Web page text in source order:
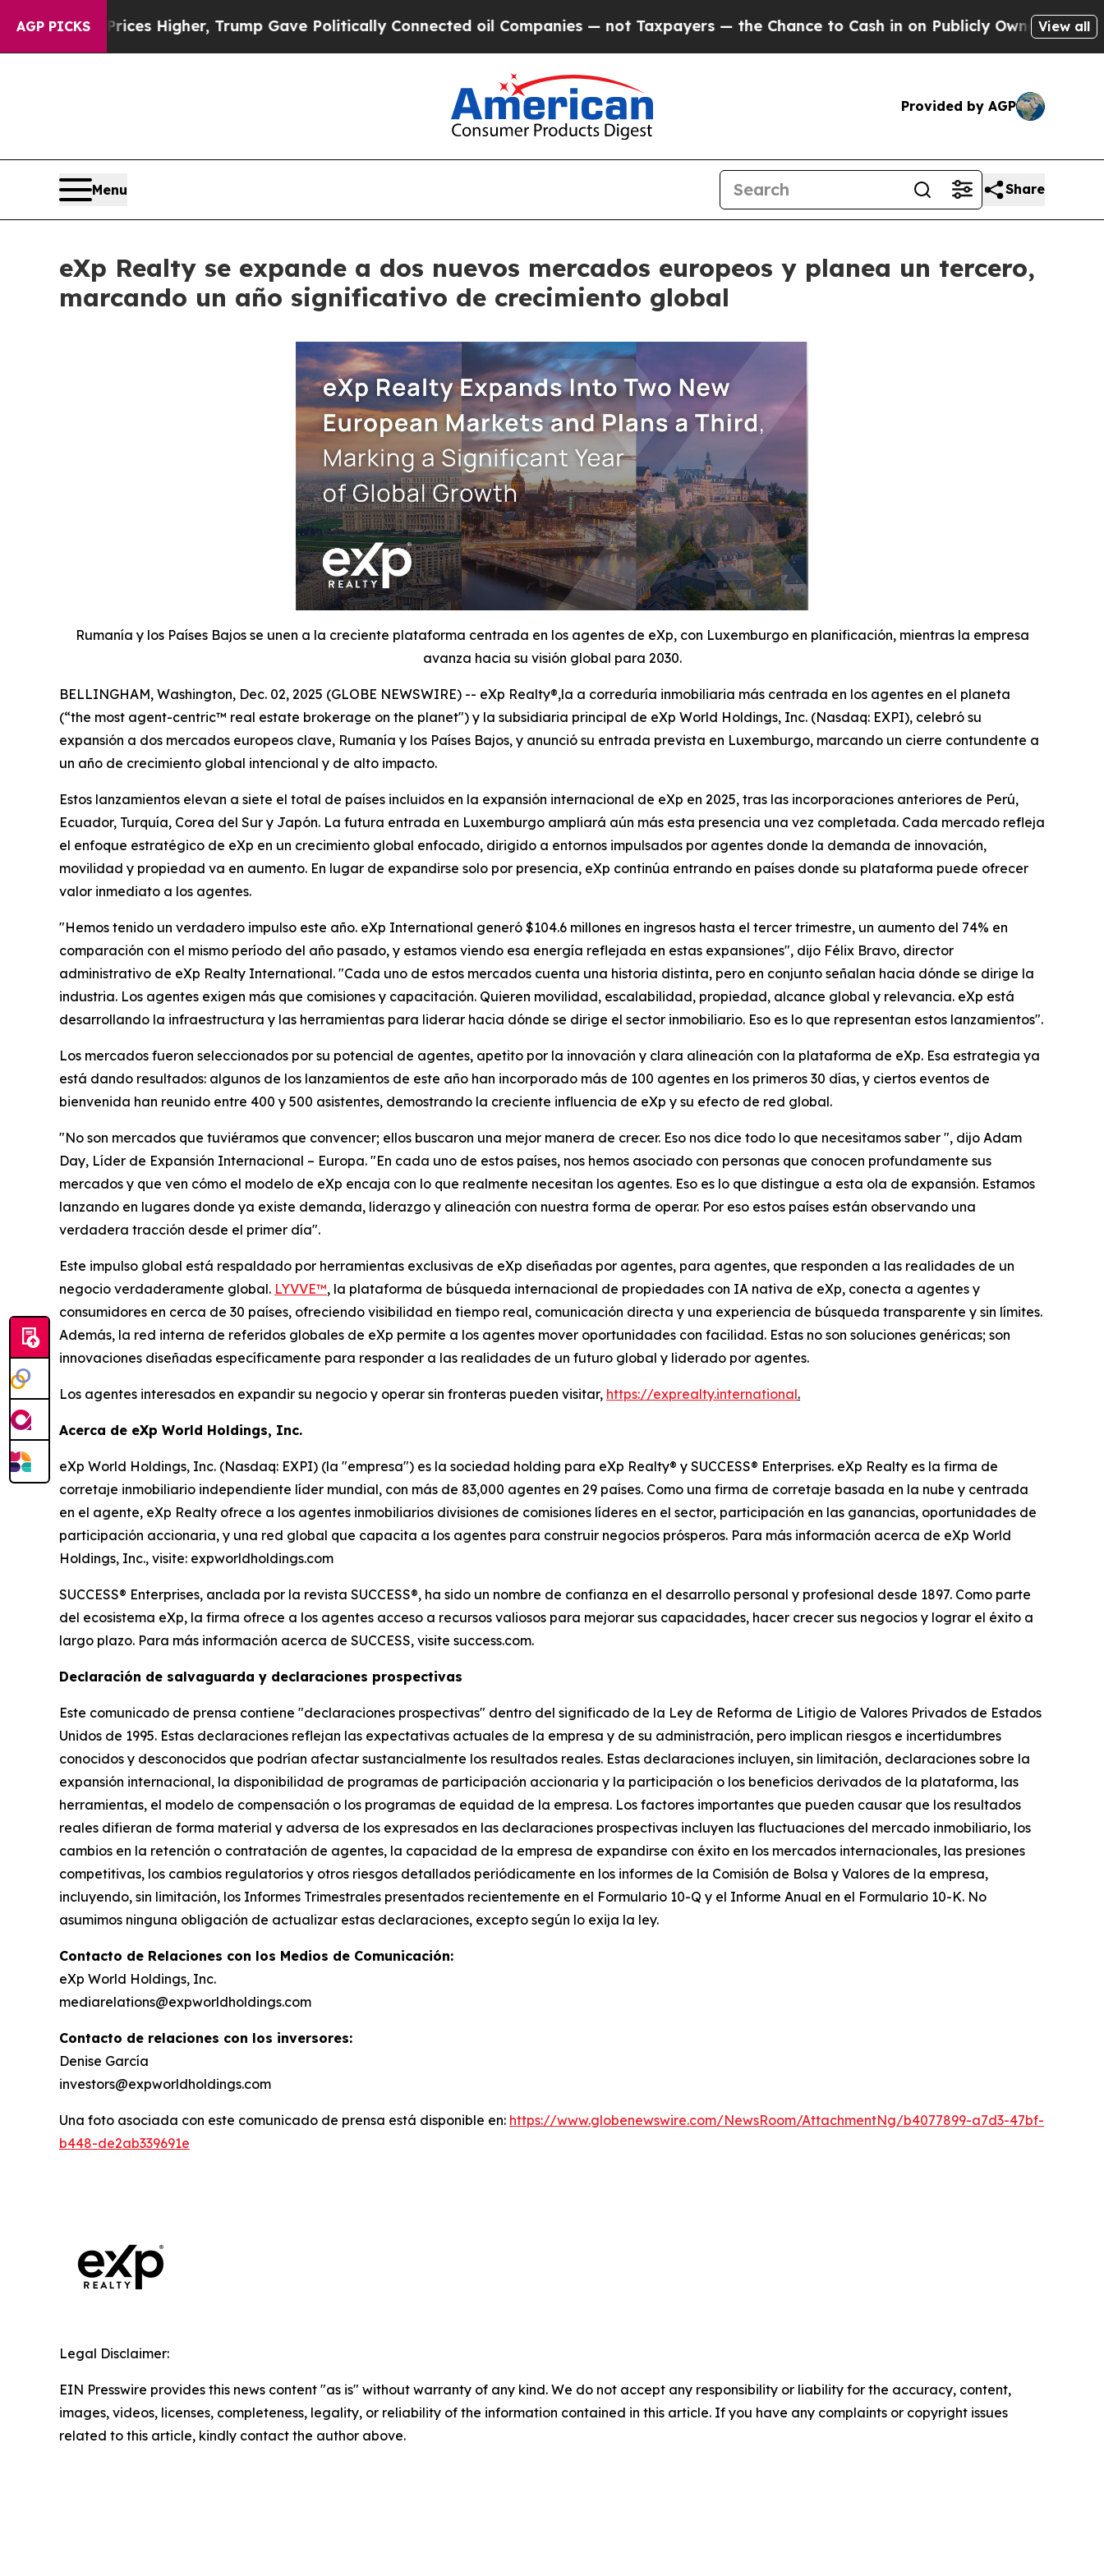
AGP PICKS
Higher, Trump Gave Politically Connected oil Companies — not Taxpayers — the Chance to Cash in on Publicly Owned oilFive Questions
View all
Provided by AGP
Menu Share
eXp Realty se expande a dos nuevos mercados europeos y planea un tercero,
marcando un año significativo de crecimiento global
Rumanía y los Países Bajos se unen a la creciente plataforma centrada en los agentes de eXp, con Luxemburgo en planificación, mientras la empresa
avanza hacia su visión global para 2030.
BELLINGHAM, Washington, Dec. 02, 2025 (GLOBE NEWSWIRE) -- eXp Realty®,la a correduría inmobiliaria más centrada en los agentes en el planeta
(“the most agent-centric™ real estate brokerage on the planet") y la subsidiaria principal de eXp World Holdings, Inc. (Nasdaq: EXPI), celebró su
expansión a dos mercados europeos clave, Rumanía y los Países Bajos, y anunció su entrada prevista en Luxemburgo, marcando un cierre contundente a
un año de crecimiento global intencional y de alto impacto.
Estos lanzamientos elevan a siete el total de países incluidos en la expansión internacional de eXp en 2025, tras las incorporaciones anteriores de Perú,
Ecuador, Turquía, Corea del Sur y Japón. La futura entrada en Luxemburgo ampliará aún más esta presencia una vez completada. Cada mercado refleja
el enfoque estratégico de eXp en un crecimiento global enfocado, dirigido a entornos impulsados por agentes donde la demanda de innovación,
movilidad y propiedad va en aumento. En lugar de expandirse solo por presencia, eXp continúa entrando en países donde su plataforma puede ofrecer
valor inmediato a los agentes.
"Hemos tenido un verdadero impulso este año. eXp International generó $104.6 millones en ingresos hasta el tercer trimestre, un aumento del 74% en
comparación con el mismo período del año pasado, y estamos viendo esa energía reflejada en estas expansiones", dijo Félix Bravo, director
administrativo de eXp Realty International. "Cada uno de estos mercados cuenta una historia distinta, pero en conjunto señalan hacia dónde se dirige la
industria. Los agentes exigen más que comisiones y capacitación. Quieren movilidad, escalabilidad, propiedad, alcance global y relevancia. eXp está
desarrollando la infraestructura y las herramientas para liderar hacia dónde se dirige el sector inmobiliario. Eso es lo que representan estos lanzamientos".
Los mercados fueron seleccionados por su potencial de agentes, apetito por la innovación y clara alineación con la plataforma de eXp. Esa estrategia ya
está dando resultados: algunos de los lanzamientos de este año han incorporado más de 100 agentes en los primeros 30 días, y ciertos eventos de
bienvenida han reunido entre 400 y 500 asistentes, demostrando la creciente influencia de eXp y su efecto de red global.
"No son mercados que tuviéramos que convencer; ellos buscaron una mejor manera de crecer. Eso nos dice todo lo que necesitamos saber ", dijo Adam
Day, Líder de Expansión Internacional – Europa. "En cada uno de estos países, nos hemos asociado con personas que conocen profundamente sus
mercados y que ven cómo el modelo de eXp encaja con lo que realmente necesitan los agentes. Eso es lo que distingue a esta ola de expansión. Estamos
lanzando en lugares donde ya existe demanda, liderazgo y alineación con nuestra forma de operar. Por eso estos países están observando una
verdadera tracción desde el primer día".
Este impulso global está respaldado por herramientas exclusivas de eXp diseñadas por agentes, para agentes, que responden a las realidades de un
negocio verdaderamente global. LYVVE™, la plataforma de búsqueda internacional de propiedades con IA nativa de eXp, conecta a agentes y
consumidores en cerca de 30 países, ofreciendo visibilidad en tiempo real, comunicación directa y una experiencia de búsqueda transparente y sin límites.
Además, la red interna de referidos globales de eXp permite a los agentes mover oportunidades con facilidad. Estas no son soluciones genéricas; son
innovaciones diseñadas específicamente para responder a las realidades de un futuro global y liderado por agentes.
Los agentes interesados en expandir su negocio y operar sin fronteras pueden visitar, https://exprealty.international.
Acerca de eXp World Holdings, Inc.
eXp World Holdings, Inc. (Nasdaq: EXPI) (la "empresa") es la sociedad holding para eXp Realty® y SUCCESS® Enterprises. eXp Realty es la firma de
corretaje inmobiliario independiente líder mundial, con más de 83,000 agentes en 29 países. Como una firma de corretaje basada en la nube y centrada
en el agente, eXp Realty ofrece a los agentes inmobiliarios divisiones de comisiones líderes en el sector, participación en las ganancias, oportunidades de
participación accionaria, y una red global que capacita a los agentes para construir negocios prósperos. Para más información acerca de eXp World
Holdings, Inc., visite: expworldholdings.com
SUCCESS® Enterprises, anclada por la revista SUCCESS®, ha sido un nombre de confianza en el desarrollo personal y profesional desde 1897. Como parte
del ecosistema eXp, la firma ofrece a los agentes acceso a recursos valiosos para mejorar sus capacidades, hacer crecer sus negocios y lograr el éxito a
largo plazo. Para más información acerca de SUCCESS, visite success.com.
Declaración de salvaguarda y declaraciones prospectivas
Este comunicado de prensa contiene "declaraciones prospectivas" dentro del significado de la Ley de Reforma de Litigio de Valores Privados de Estados
Unidos de 1995. Estas declaraciones reflejan las expectativas actuales de la empresa y de su administración, pero implican riesgos e incertidumbres
conocidos y desconocidos que podrían afectar sustancialmente los resultados reales. Estas declaraciones incluyen, sin limitación, declaraciones sobre la
expansión internacional, la disponibilidad de programas de participación accionaria y la participación o los beneficios derivados de la plataforma, las
herramientas, el modelo de compensación o los programas de equidad de la empresa. Los factores importantes que pueden causar que los resultados
reales difieran de forma material y adversa de los expresados en las declaraciones prospectivas incluyen las fluctuaciones del mercado inmobiliario, los
cambios en la retención o contratación de agentes, la capacidad de la empresa de expandirse con éxito en los mercados internacionales, las presiones
competitivas, los cambios regulatorios y otros riesgos detallados periódicamente en los informes de la Comisión de Bolsa y Valores de la empresa,
incluyendo, sin limitación, los Informes Trimestrales presentados recientemente en el Formulario 10-Q y el Informe Anual en el Formulario 10-K. No
asumimos ninguna obligación de actualizar estas declaraciones, excepto según lo exija la ley.
Contacto de Relaciones con los Medios de Comunicación:
eXp World Holdings, Inc.
mediarelations@expworldholdings.com
Contacto de relaciones con los inversores:
Denise García
investors@expworldholdings.com
Una foto asociada con este comunicado de prensa está disponible en: https://www.globenewswire.com/NewsRoom/AttachmentNg/b4077899-a7d3-47bf-
b448-de2ab339691e
Legal Disclaimer:
EIN Presswire provides this news content "as is" without warranty of any kind. We do not accept any responsibility or liability for the accuracy, content,
images, videos, licenses, completeness, legality, or reliability of the information contained in this article. If you have any complaints or copyright issues
related to this article, kindly contact the author above.